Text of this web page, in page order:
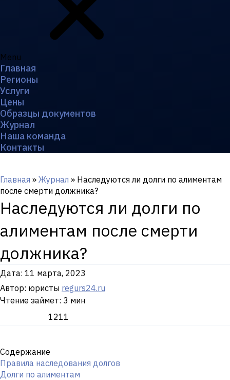
Menu
Главная
Регионы
Услуги
Цены
Образцы документов
Журнал
Наша команда
Контакты
Главная » Журнал » Наследуются ли долги по алиментам
после смерти должника?
Наследуются ли долги по
алиментам после смерти
должника?
Дата: 11 марта, 2023
Автор: юристы regurs24.ru
Чтение займет: 3 мин
1211
Содержание
Правила наследования долгов
Долги по алиментам